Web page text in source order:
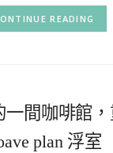
READING
一間咖啡館
plan 浮室